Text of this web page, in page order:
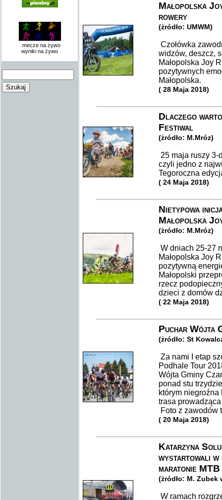
mecze na żywo
wyniki na żywo
Małopolska
rowery
(żródło: UMWM)
Czołówka
widzów, deszcz,
Małopolska Joy
pozytywnych
Małopolska.
( 28 Maja 2018)
Dlaczego
Festiwal
(żródło: M.Mróz)
25 maja ruszy 3-
czyli jedno z
Tegoroczna
( 24 Maja 2018)
Nietypowa
Małopolska
(żródło: M.Mróz)
W dniach 25-27
Małopolska Joy
pozytywną
Małopolski
rzecz
dzieci z domów
( 22 Maja 2018)
Puchar Wójta
(żródło: St
Za nami I etap
Podhale Tour
Wójta Gminy
ponad stu
którym
trasa
Foto z zawodów
( 20 Maja 2018)
Katarzyna
wystartowali w
maratonie MTB
(żródło: M.
W ramach